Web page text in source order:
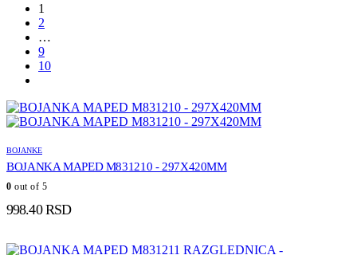
1
2
…
9
10
BOJANKE
BOJANKA MAPED M831210 - 297X420MM
0 out of 5
998.40RSD